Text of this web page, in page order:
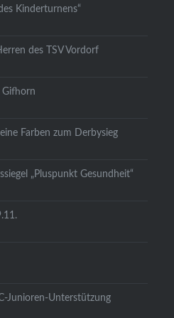
Kinderturnens“
des TSV Vordorf
Gifhorn
Farben zum Derbysieg
„Pluspunkt Gesundheit“
Junioren-Unterstützung